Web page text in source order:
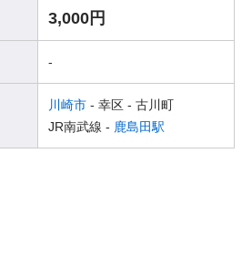
3,000円
-
川崎市 - 幸区 - 古川町
JR南武線 - 鹿島田駅